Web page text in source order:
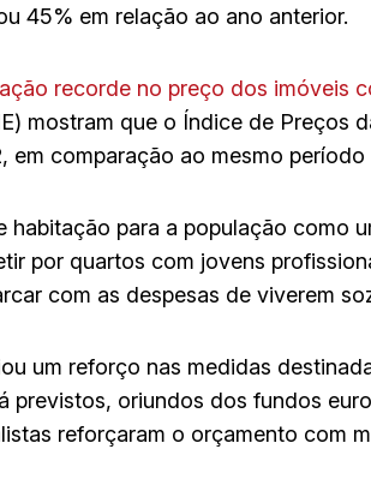
45% em relação ao ano anterior.
recorde no preço dos imóveis
mostram que o Índice de Preços
em comparação ao mesmo
habitação para a população como
por quartos com jovens
com as despesas de viverem
um reforço nas medidas
previstos, oriundos dos fundos
reforçaram o orçamento com